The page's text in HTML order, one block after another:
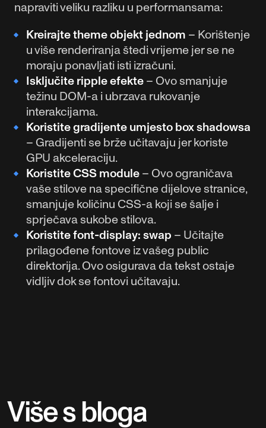
napraviti veliku razliku u performansama:
Kreirajte theme objekt jednom – Korištenje
u više renderiranja štedi vrijeme jer se ne
moraju ponavljati isti izračuni.
Isključite ripple efekte – Ovo smanjuje
težinu DOM-a i ubrzava rukovanje
interakcijama.
Koristite gradijente umjesto box shadowsa
– Gradijenti se brže učitavaju jer koriste
GPU akceleraciju.
Koristite CSS module – Ovo ograničava
vaše stilove na specifične dijelove stranice,
smanjuje količinu CSS-a koji se šalje i
sprječava sukobe stilova.
Koristite font-display: swap – Učitajte
prilagođene fontove iz vašeg public
direktorija. Ovo osigurava da tekst ostaje
vidljiv dok se fontovi učitavaju.
Više s bloga